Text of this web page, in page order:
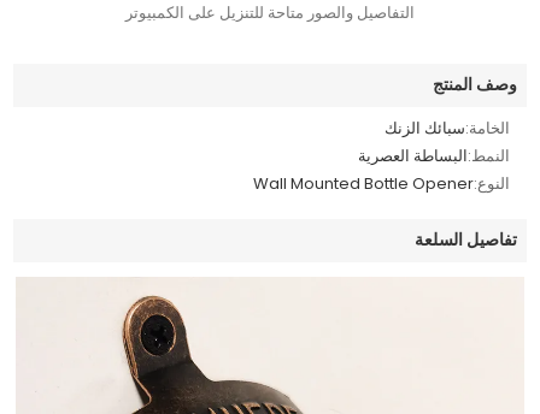
التفاصيل والصور متاحة للتنزيل على الكمبيوتر
وصف المنتج
الخامة:سبائك الزنك
النمط:البساطة العصرية
النوع:Wall Mounted Bottle Opener
تفاصيل السلعة